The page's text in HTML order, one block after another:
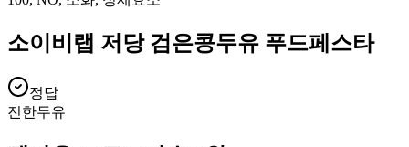
소이비랩 저당 검은콩두유 푸드페스타
정답
진한두유